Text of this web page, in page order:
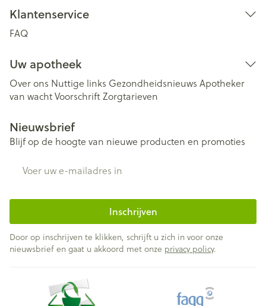
Klantenservice
FAQ
Uw apotheek
Over ons Nuttige links Gezondheidsnieuws Apotheker
van wachtVoorschriftZorgtarieven
Nieuwsbrief
Blijf op de hoogte van nieuwe producten en promoties
Inschrijven
Door op inschrijven te klikken, schrijft u zich in voor onze
nieuwsbrief en gaat u akkoord met onze privacy policy.